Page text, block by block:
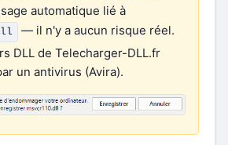
automatique lié à
— il n'y a aucun risque réel.
DLL de Telecharger-DLL.fr
un antivirus (Avira).